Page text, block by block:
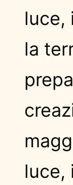
luce,
la
luce,